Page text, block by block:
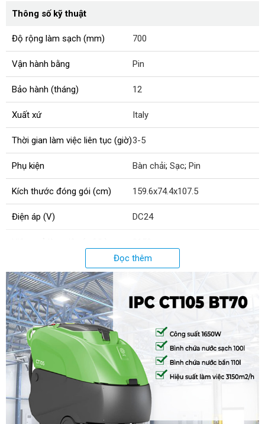
Thông số kỹ thuật
Độ rộng làm sạch (mm) 700
Vận hành bằng Pin
Bảo hành (tháng) 12
Xuất xứ Italy
Thời gian làm việc liên tục (giờ)3-5
Phụ kiện Bàn chải; Sạc; Pin
Kích thước đóng gói (cm) 159.6x74.4x107.5
Điện áp (V) DC24
Độ rộng cần gạt (mm) 950
Tốc độ di chuyển (km/h)
Áp lực bàn chà (kg)
Dung tích bình chứa nước bẩn
(L)
Dung tích bình chứa nước sạch
(L)
100
Trọng lượng (kg) 164
Đọc thêm